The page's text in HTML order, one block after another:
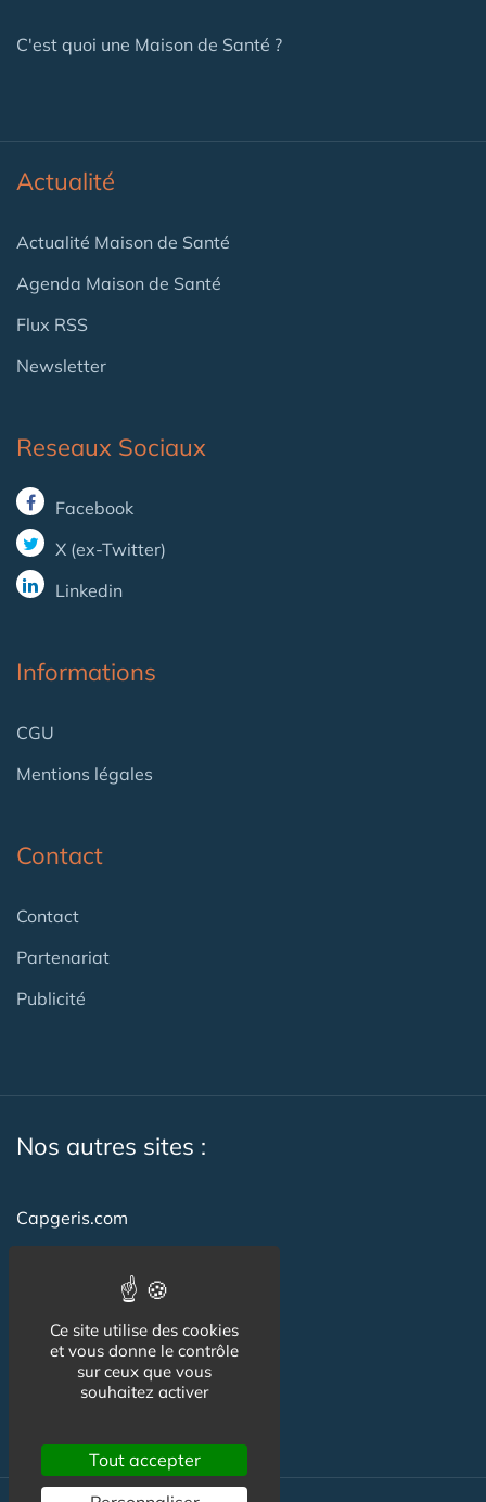
C'est quoi une Maison de Santé ?
Actualité
Actualité Maison de Santé
Agenda Maison de Santé
Flux RSS
Newsletter
Reseaux Sociaux
Facebook
X (ex-Twitter)
Linkedin
Informations
CGU
Mentions légales
Contact
Contact
Partenariat
Publicité
Nos autres sites :
Capgeris.com
Emploi-formation-sante.com
Seniorissimmo.com
Creche-et-naissance.com
Ce site utilise des cookies
et vous donne le contrôle
sur ceux que vous
souhaitez activer
Tout accepter